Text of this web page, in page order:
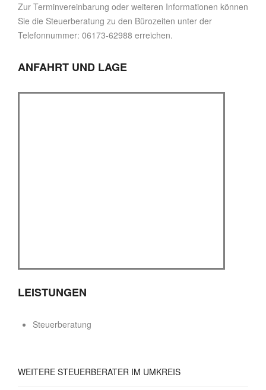
Zur Terminvereinbarung oder weiteren Informationen können
Sie die Steuerberatung zu den Bürozeiten unter der
Telefonnummer: 06173-62988 erreichen.
ANFAHRT UND LAGE
LEISTUNGEN
Steuerberatung
WEITERE STEUERBERATER IM UMKREIS